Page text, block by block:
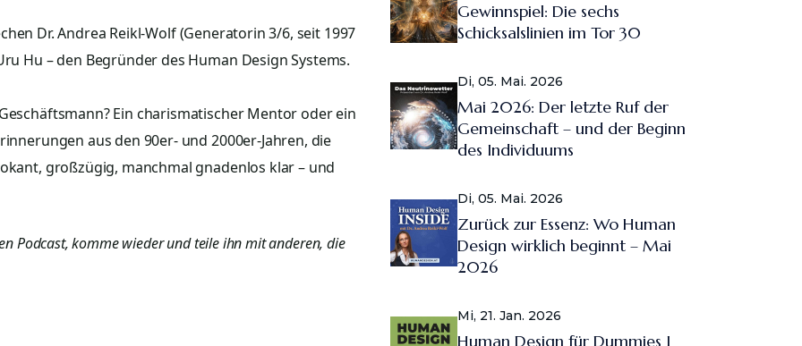
Dr. Andrea Reikl-Wolf (Generatorin 3/6, seit 1997
Hu – den Begründer des Human Design Systems.
Ein charismatischer Mentor oder ein
aus den 90er- und 2000er-Jahren, die
großzügig, manchmal gnadenlos klar – und
Podcast, komme wieder und teile ihn mit anderen, die
Gewinnspiel: Die sechs
Schicksalslinien im Tor 30
Di, 05. Mai. 2026
Mai 2026: Der letzte Ruf der
Gemeinschaft – und der Beginn
des Individuums
Di, 05. Mai. 2026
Zurück zur Essenz: Wo Human
Design wirklich beginnt – Mai
2026
Mi, 21. Jan. 2026
Human Design für Dummies I